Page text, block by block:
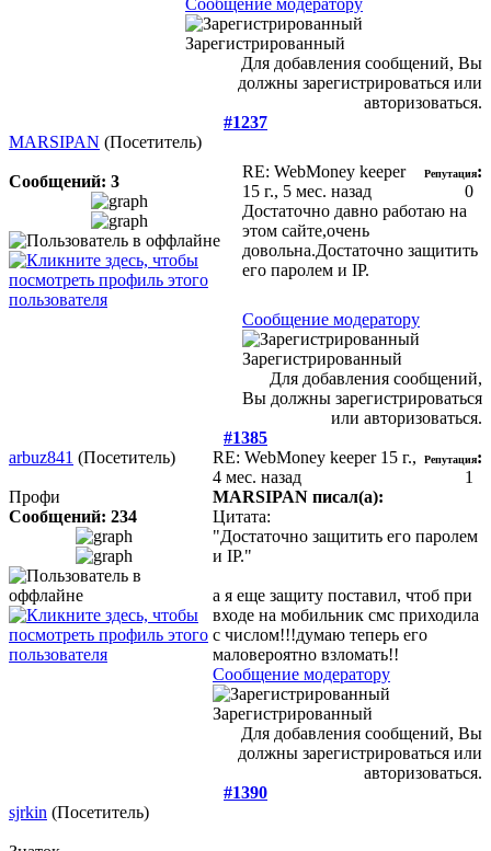
Зарегистрированный
Для добавления сообщений, Вы
должны зарегистрироваться или
авторизоваться.
#1237
MARSIPAN (Посетитель)
Сообщений: 3
RE: WebMoney keeper
15 г., 5 мес. назад
Репутация:
0
Достаточно давно работаю на
этом сайте,очень
довольна.Достаточно защитить
его паролем и IP.
Сообщение модератору
Зарегистрированный
Для добавления сообщений,
Вы должны зарегистрироваться
или авторизоваться.
#1385
arbuz841 (Посетитель)
Профи
Сообщений: 234
RE: WebMoney keeper 15 г.,
4 мес. назад
Репутация:
1
MARSIPAN писал(а):
Цитата:
"Достаточно защитить его паролем
и IP."
а я еще защиту поставил, чтоб при
входе на мобильник смс приходила
с числом!!!думаю теперь его
маловероятно взломать!!
Сообщение модератору
Зарегистрированный
Для добавления сообщений, Вы
должны зарегистрироваться или
авторизоваться.
#1390
sjrkin (Посетитель)